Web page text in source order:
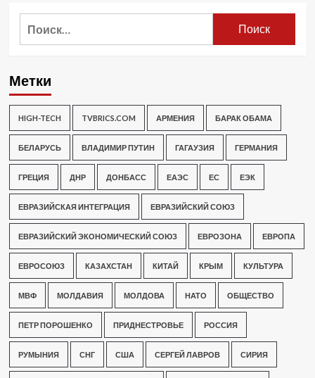
Метки
HIGH-TECH TVBRICS.COM АРМЕНИЯ БАРАК ОБАМА
БЕЛАРУСЬ ВЛАДИМИР ПУТИН ГАГАУЗИЯ ГЕРМАНИЯ
ГРЕЦИЯ ДНР ДОНБАСС ЕАЭС ЕС ЕЭК
ЕВРАЗИЙСКАЯ ИНТЕГРАЦИЯ ЕВРАЗИЙСКИЙ СОЮЗ
ЕВРАЗИЙСКИЙ ЭКОНОМИЧЕСКИЙ СОЮЗ ЕВРОЗОНА ЕВРОПА
ЕВРОСОЮЗ КАЗАХСТАН КИТАЙ КРЫМ КУЛЬТУРА
МВФ МОЛДАВИЯ МОЛДОВА НАТО ОБЩЕСТВО
ПЕТР ПОРОШЕНКО ПРИДНЕСТРОВЬЕ РОССИЯ
РУМЫНИЯ СНГ США СЕРГЕЙ ЛАВРОВ СИРИЯ